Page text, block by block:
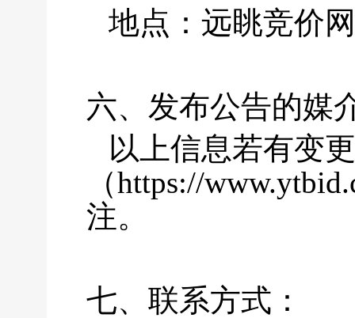
地点：远眺竞价
六、发布公告的媒
以上信息若有变
（https://
注。
七、联系方式：